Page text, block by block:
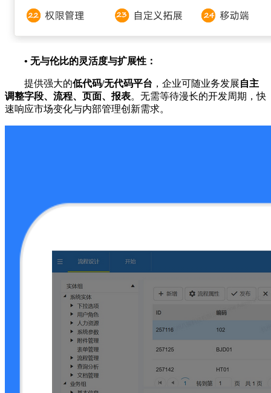
• 无与伦比的灵活度与扩展性：
提供强大的低代码/无代码平台 ，企业可随业务发展自主
调整字段、流程、页面、报表。无需等待漫长的开发周期，快
速响应市场变化与内部管理创新需求。